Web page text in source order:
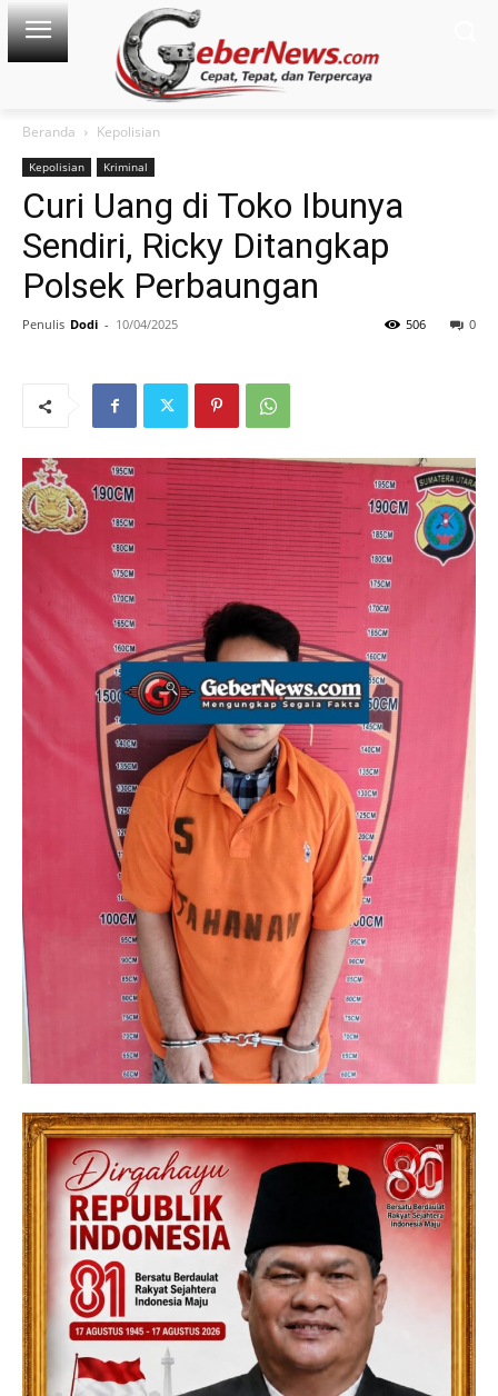
Beranda Kepolisian
Kepolisian Kriminal
Curi Uang di Toko Ibunya
Sendiri, Ricky Ditangkap
Polsek Perbaungan
Penulis Dodi - 10/04/2025 0
506